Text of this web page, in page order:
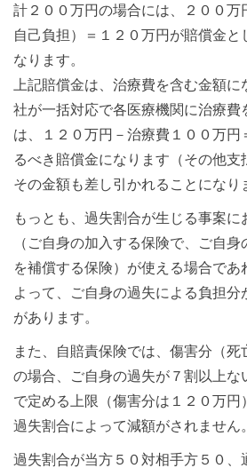
計２００万円の場合には、２００万
自己負担）＝１２０万円が賠償金と
なります。
上記賠償金は、治療費を含む金額
社が一括対応で各医療機関に治療費
は、１２０万円－治療費１００万円
るべき賠償金になります（その他
その金額も差し引かれることになり
もっとも、過失割合が生じる事案に
（ご自身の加入する保険で、ご自
を補償する保険）が使える場合であ
よって、ご自身の過失による負担分
があります。
また、自賠責保険では、傷害分（死
の場合、ご自身の過失が７割以上な
で定める上限（傷害分は１２０万円
過失割合によって減額がされません。
過失割合が当方５０対相手方５０、